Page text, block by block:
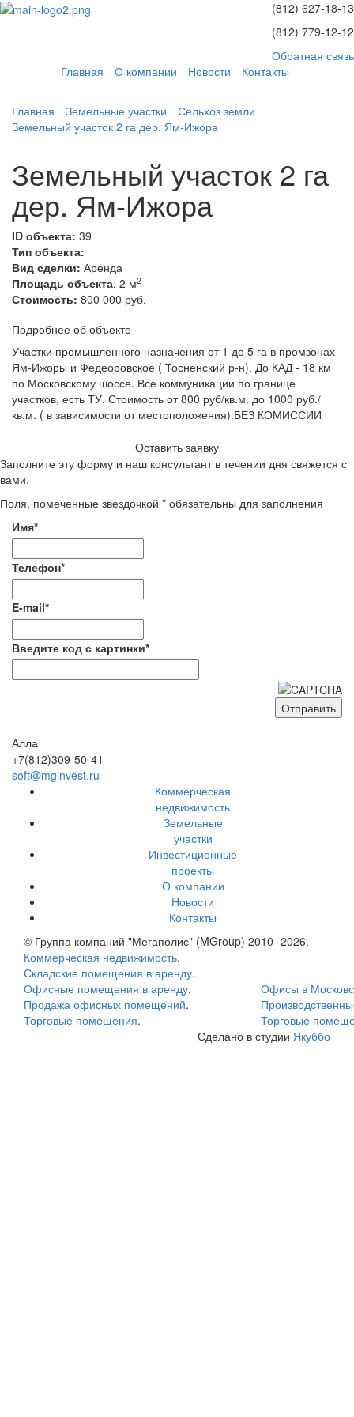
(812) 627-18-13
(812) 779-12-12
Обратная связь
Главная
О компании Новости Контакты
Главная Земельные участки
Сельхоз земли
Земельный участок 2 га дер. Ям-Ижора
Земельный участок 2 га
дер. Ям-Ижора
ID объекта: 39
Тип объекта:
Вид сделки: Аренда
Площадь объекта: 2 м2
Стоимость: 800 000 руб.
Подробнее об объекте
Участки промышленного назначения от 1 до 5 га в промзонах
Ям-Ижоры и Федеоровское ( Тосненский р-н). До КАД - 18 км
по Московскому шоссе. Все коммуникации по границе
участков, есть ТУ. Стоимость от 800 руб/кв.м. до 1000 руб./
кв.м. ( в зависимости от местоположения).БЕЗ КОМИССИИ
Оставить заявку
Заполните эту форму и наш консультант в течении дня свяжется с
вами.
Поля, помеченные звездочкой * обязательны для заполнения
Имя*
Телефон*
E-mail*
Введите код с картинки*
Алла
+7(812)309-50-41
soft@mginvest.ru
Коммерческая
недвижимость
Земельные
участки
Инвестиционные
проекты
О компании
Новости
Контакты
© Группа компаний "Мегаполис" (MGroup) 2010- 2026.
Коммерческая недвижимость.
Складские помещения в аренду.
Офисные помещения в аренду.
Продажа офисных помещений.
Торговые помещения.
Офисы в
Торговые
Сделано в студии Якуббо